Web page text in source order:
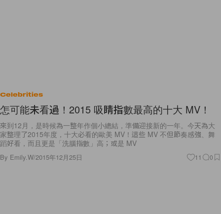
Celebrities
怎可能未看過！2015 吸睛指數最高的十大 MV！
來到12月，是時候為一整年作個小總結，準備迎接新的一年。今天為大
家整理了2015年度，十大必看的歐美 MV！這些 MV 不但節奏感強、舞
蹈好看，而且更是「洗腦指數」高；或是 MV
By Emily.W/2015年12月25日 11 0